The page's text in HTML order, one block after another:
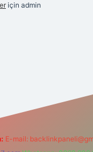
için admin
E-mail: